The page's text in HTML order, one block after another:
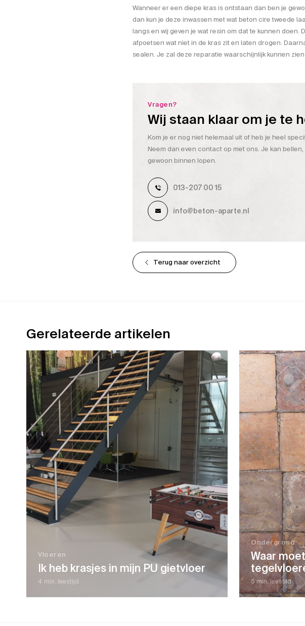
Wanneer er een diepe kras is ontstaan dan ben je
dan kun je deze inwassen met wat beton cire tweede
langs en wij geven je wat resin om dat te kunnen doen.
afpoetsen wat niet in de kras zit en laten drogen.
sealen. Je zal deze reparatie waarschijnlijk kunnen
Vragen?
Wij staan klaar om je te
Kom je er nog niet helemaal uit of heb je heel
Neem dan even contact op met ons. Je kan
gewoon binnen lopen.
013-207 00 15
info@beton-aparte.nl
Terug naar overzicht
Gerelateerde artikelen
Vloeren
Ik heb krasjes in mijn PU gietvloer
4 min. leestijd
Ondergrond
Waar
5 min. leestijd